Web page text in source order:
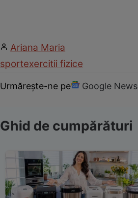
Ariana Maria
sportexercitii fizice
Urmărește-ne pe Google News
Ghid de cumpărături